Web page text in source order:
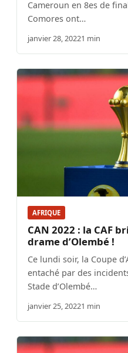
Cameroun en 8es de
Comores ont…
janvier 28, 20221 min
AFRIQUE
CAN 2022 : la CAF
drame d’Olembé !
Ce lundi soir, la Coupe
entaché par des
Stade d’Olembé…
janvier 25, 20221 min